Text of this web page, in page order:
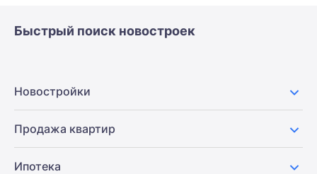
Быстрый поиск новостроек
Новостройки
Продажа квартир
Ипотека